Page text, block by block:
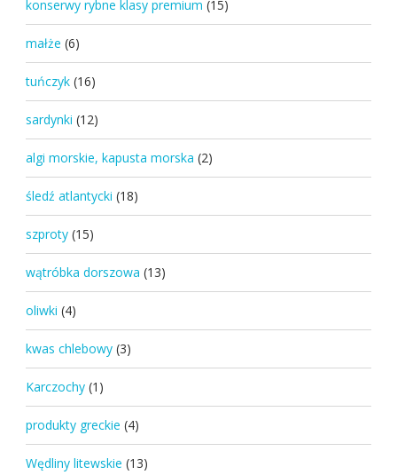
konserwy rybne klasy premium (15)
małże (6)
tuńczyk (16)
sardynki (12)
algi morskie, kapusta morska (2)
śledź atlantycki (18)
szproty (15)
wątróbka dorszowa (13)
oliwki (4)
kwas chlebowy (3)
Karczochy (1)
produkty greckie (4)
Wędliny litewskie (13)